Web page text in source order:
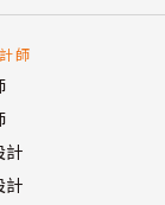
師
計
計